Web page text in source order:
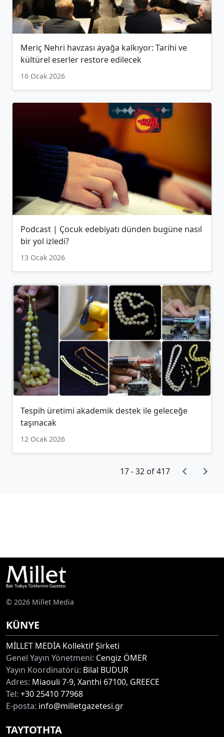
Meriç Nehri havzası ayağa kalkıyor: Tarihi ve
kültürel eserler restore edilecek
16 Ocak 2026
Podcast | Çocuk edebiyatı dünden bugüne nasıl
bir yol izledi?
13 Ocak 2026
Tespih üretimi akademik destek ile geleceğe
taşınacak
12 Ocak 2026
17 - 32 of 417
© 2026 Millet Media
KÜNYE
MİLLET MEDİA Kollektif Şirketi
Genel Yayın Yönetmeni: Cengiz ÖMER
Yayın Koordinatörü: Bilal BUDUR
Adres: Miaouli 7-9, Xanthi 67100, GREECE
Tel: +30 25410 77968
E-posta: info@milletgazetesi.gr
ΤΑΥΤΟΤΗΤΑ